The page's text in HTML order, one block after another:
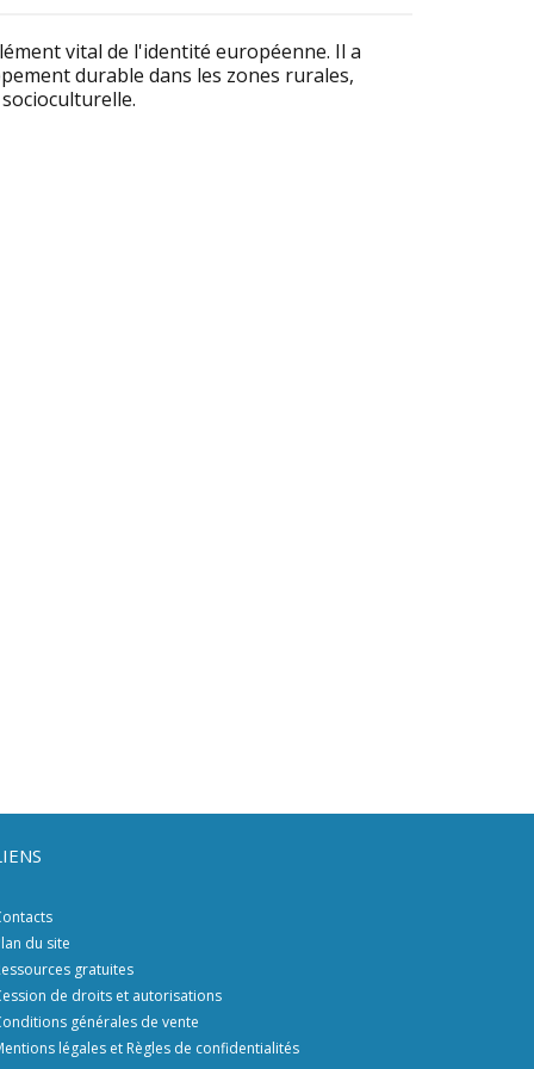
vital de l'identité européenne. Il a
durable dans les zones rurales,
du site
gratuites
de droits et autorisations
générales de vente
légales et Règles de confidentialités